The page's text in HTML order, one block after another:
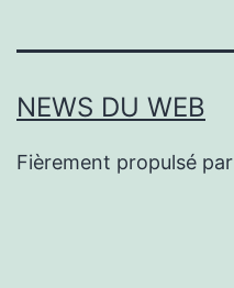
NEWS DU WEB
Fièrement propulsé par